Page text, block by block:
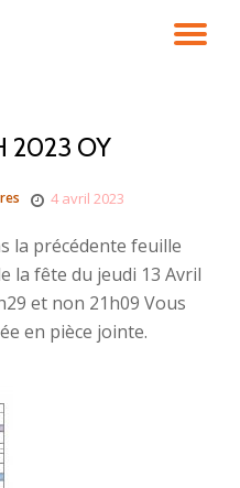
2023 OY
4 avril 2023
la précédente feuille
la fête du jeudi 13 Avril
et non 21h09 Vous
en pièce jointe.